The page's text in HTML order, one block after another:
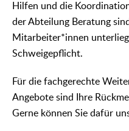
Hilfen und die
der Abteilung Beratung
Mitarbeiter*innen
Schweigepflicht.
Für die fachgerechte
Angebote sind Ihre
Gerne können Sie dafür